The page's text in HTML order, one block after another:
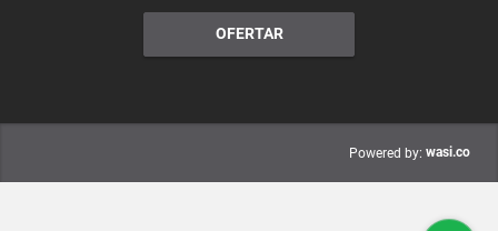
OFERTAR
Powered by: wasi.co